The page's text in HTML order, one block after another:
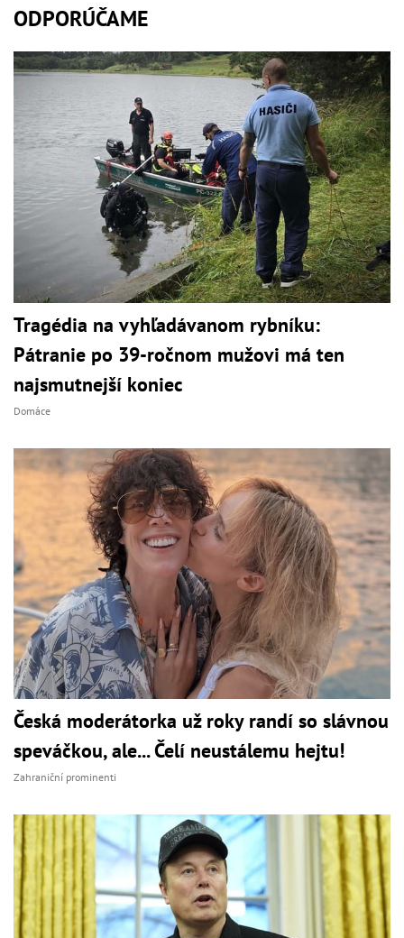
ODPORÚČAME
Tragédia na vyhľadávanom rybníku:
Pátranie po 39-ročnom mužovi má ten
najsmutnejší koniec
Domáce
Česká moderátorka už roky randí so slávnou
speváčkou, ale... Čelí neustálemu hejtu!
Zahraniční prominenti